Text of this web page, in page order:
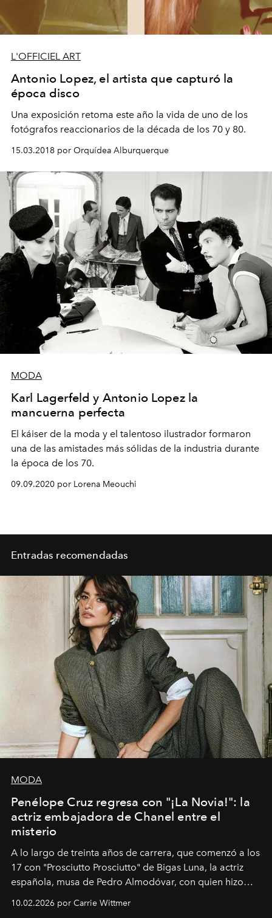
L'OFFICIEL ART
Antonio Lopez, el artista que capturó la
época disco
Una exposición retoma este año la vida de uno de los
fotógrafos reaccionarios de la década de los 70 y 80.
15.03.2018 por Orquídea Alburquerque
MODA
Karl Lagerfeld y Antonio Lopez la
mancuerna perfecta
El káiser de la moda y el talentoso ilustrador formaron
una de las amistades más sólidas de la industria durante
la época de los 70.
09.09.2020 por Lorena Meouchi
Entradas recomendadas
MODA
Penélope Cruz regresa con "¡La Novia!": la
actriz embajadora de Chanel entre el
misterio
A lo largo de treinta años de carrera, que comenzó a los
17 con "Prosciutto Prosciutto" de Bigas Luna, la actriz
española, musa de Pedro Almodóvar, con quien hizo
Barcelona", ha dividido su tiempo entre Europa y
10.02.2026 por Carrie Wittmer